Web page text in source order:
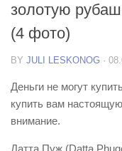
золотую
(4 фото)
BY JULI LESKONOG ·
Деньги не могут
купить вам
внимание.
Датта Пуж (Datta